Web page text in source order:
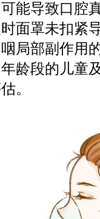
能导致口腔
面罩未扣紧
局部副作用
龄段的儿童
。